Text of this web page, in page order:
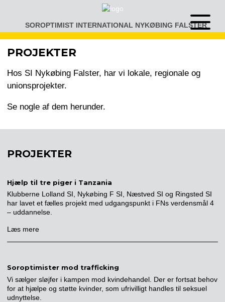
SOROPTIMIST INTERNATIONAL NYKØBING FALSTER
Åben
eller
luk
PROJEKTER
Hos SI Nykøbing Falster, har vi lokale, regionale og
unionsprojekter.
Se nogle af dem herunder.
PROJEKTER
Hjælp til tre piger i Tanzania
Klubberne Lolland SI, Nykøbing F SI, Næstved SI og Ringsted SI
har lavet et fælles projekt med udgangspunkt i FNs verdensmål 4
– uddannelse.
Læs mere
Soroptimister mod trafficking
Vi sælger sløjfer i kampen mod kvindehandel. Der er fortsat behov
for at hjælpe og støtte kvinder, som ufrivilligt handles til seksuel
udnyttelse.